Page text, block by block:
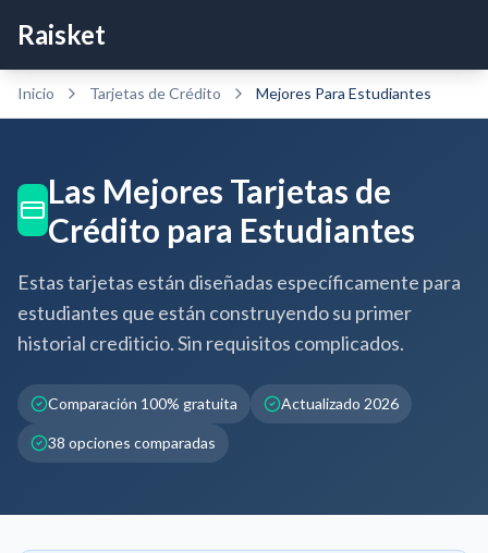
Raisket
Inicio Tarjetas de Crédito Mejores Para Estudiantes
Las Mejores Tarjetas de
Crédito para Estudiantes
Estas tarjetas están diseñadas específicamente para
estudiantes que están construyendo su primer
historial crediticio. Sin requisitos complicados.
Comparación 100% gratuita Actualizado 2026
38 opciones comparadas